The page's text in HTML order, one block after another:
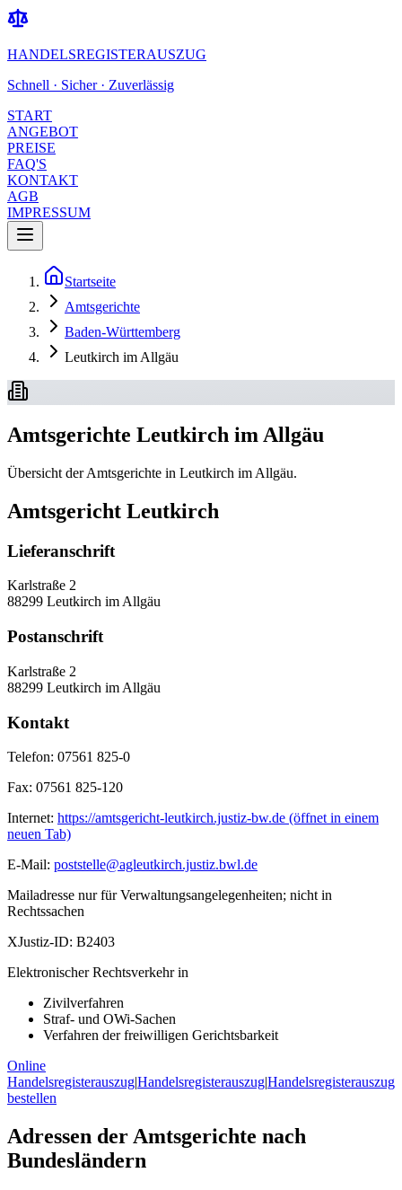
HANDELSREGISTERAUSZUG
Schnell · Sicher · Zuverlässig
START
ANGEBOT
PREISE
FAQ'S
KONTAKT
AGB
IMPRESSUM
Startseite
Amtsgerichte
Baden-Württemberg
Leutkirch im Allgäu
Amtsgerichte Leutkirch im Allgäu
Übersicht der Amtsgerichte in Leutkirch im Allgäu.
Amtsgericht Leutkirch
Lieferanschrift
Karlstraße 2
88299 Leutkirch im Allgäu
Postanschrift
Karlstraße 2
88299 Leutkirch im Allgäu
Kontakt
Telefon: 07561 825-0
Fax: 07561 825-120
Internet: https://amtsgericht-leutkirch.justiz-bw.de (öffnet in einem
neuen Tab)
E-Mail: poststelle@agleutkirch.justiz.bwl.de
Mailadresse nur für Verwaltungsangelegenheiten; nicht in
Rechtssachen
XJustiz-ID: B2403
Elektronischer Rechtsverkehr in
Zivilverfahren
Straf- und OWi-Sachen
Verfahren der freiwilligen Gerichtsbarkeit
Online
Handelsregisterauszug|Handelsregisterauszug|Handelsregisterauszug
bestellen
Adressen der Amtsgerichte nach
Bundesländern